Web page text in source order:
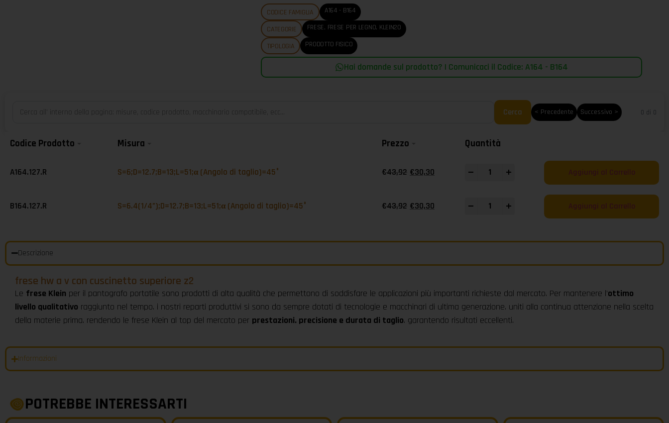
CODICE FAMIGLIA A164 - B164
CATEGORIE FRESE, FRESE PER LEGNO, KLEIN20
TIPOLOGIA PRODOTTO FISICO
Hai domande sul prodotto? | Comunicaci il Codice: A164 - B164
Cerca < Precedente Successivo > 0 di 0
Codice Prodotto Misura Prezzo Quantità
A164.127.R S=6;D=12.7;B=13;L=51;α (Angolo di taglio)=45° €43,92 €30,30 Aggiungi al Carrello
B164.127.R S=6.4(1/4”);D=12.7;B=13;L=51;α (Angolo di taglio)=45° €43,92 €30,30 Aggiungi al Carrello
Descrizione
frese hw a v con cuscinetto superiore z2
Le frese Klein per il pantografo portatile sono prodotti di alta qualità che permettono di soddisfare le applicazioni più importanti richieste dal mercato. Per mantenere l’ottimo
livello qualitativo raggiunto nel tempo. i nostri reparti produttivi si sono da sempre dotati di tecnologie e macchinari di ultima generazione. uniti alla continua attenzione nella scelta
della materie prima. rendendo le frese Klein al top del mercato per prestazioni. precisione e durata di taglio. garantendo risultati eccellenti.
Informazioni
POTREBBE INTERESSARTI